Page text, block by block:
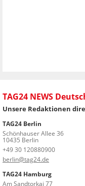
TAG24 NEWS
Unsere Redaktionen
TAG24 Berlin
Schönhauser Allee 36
10435 Berlin
+49 30 120880900
berlin@tag24.de
TAG24 Hamburg
Am Sandtorkai 77